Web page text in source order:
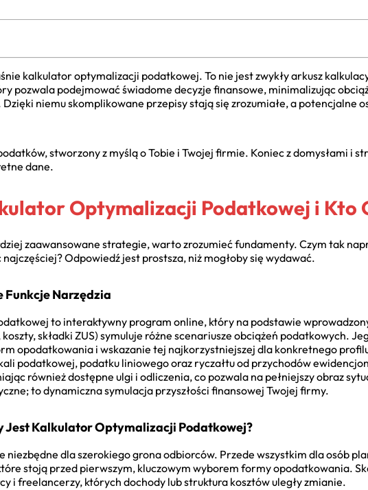
kalkulator optymalizacji podatkowej. To nie jest zwykły arkusz
pozwala podejmować świadome decyzje finansowe, minimalizując
niemu skomplikowane przepisy stają się zrozumiałe, a potencjalne
stworzony z myślą o Tobie i Twojej firmie. Koniec z domysłami i
dane.
Optymalizacji Podatkowej i Kto
zaawansowane strategie, warto zrozumieć fundamenty. Czym tak
Odpowiedź jest prostsza, niż mogłoby się wydawać.
Funkcje Narzędzia
to interaktywny program online, który na podstawie
składki ZUS) symuluje różne scenariusze obciążeń podatkowych.
opodatkowania i wskazanie tej najkorzystniejszej dla konkretnego
podatkowej, podatku liniowego oraz ryczałtu od przychodów
również dostępne ulgi i odliczenia, co pozwala na pełniejszy obraz
to dynamiczna symulacja przyszłości finansowej Twojej firmy.
Jest Kalkulator Optymalizacji Podatkowej?
niezbędne dla szerokiego grona odbiorców. Przede wszystkim dla osób
stoją przed pierwszym, kluczowym wyborem formy opodatkowania.
i freelancerzy, których dochody lub struktura kosztów uległy zmianie.